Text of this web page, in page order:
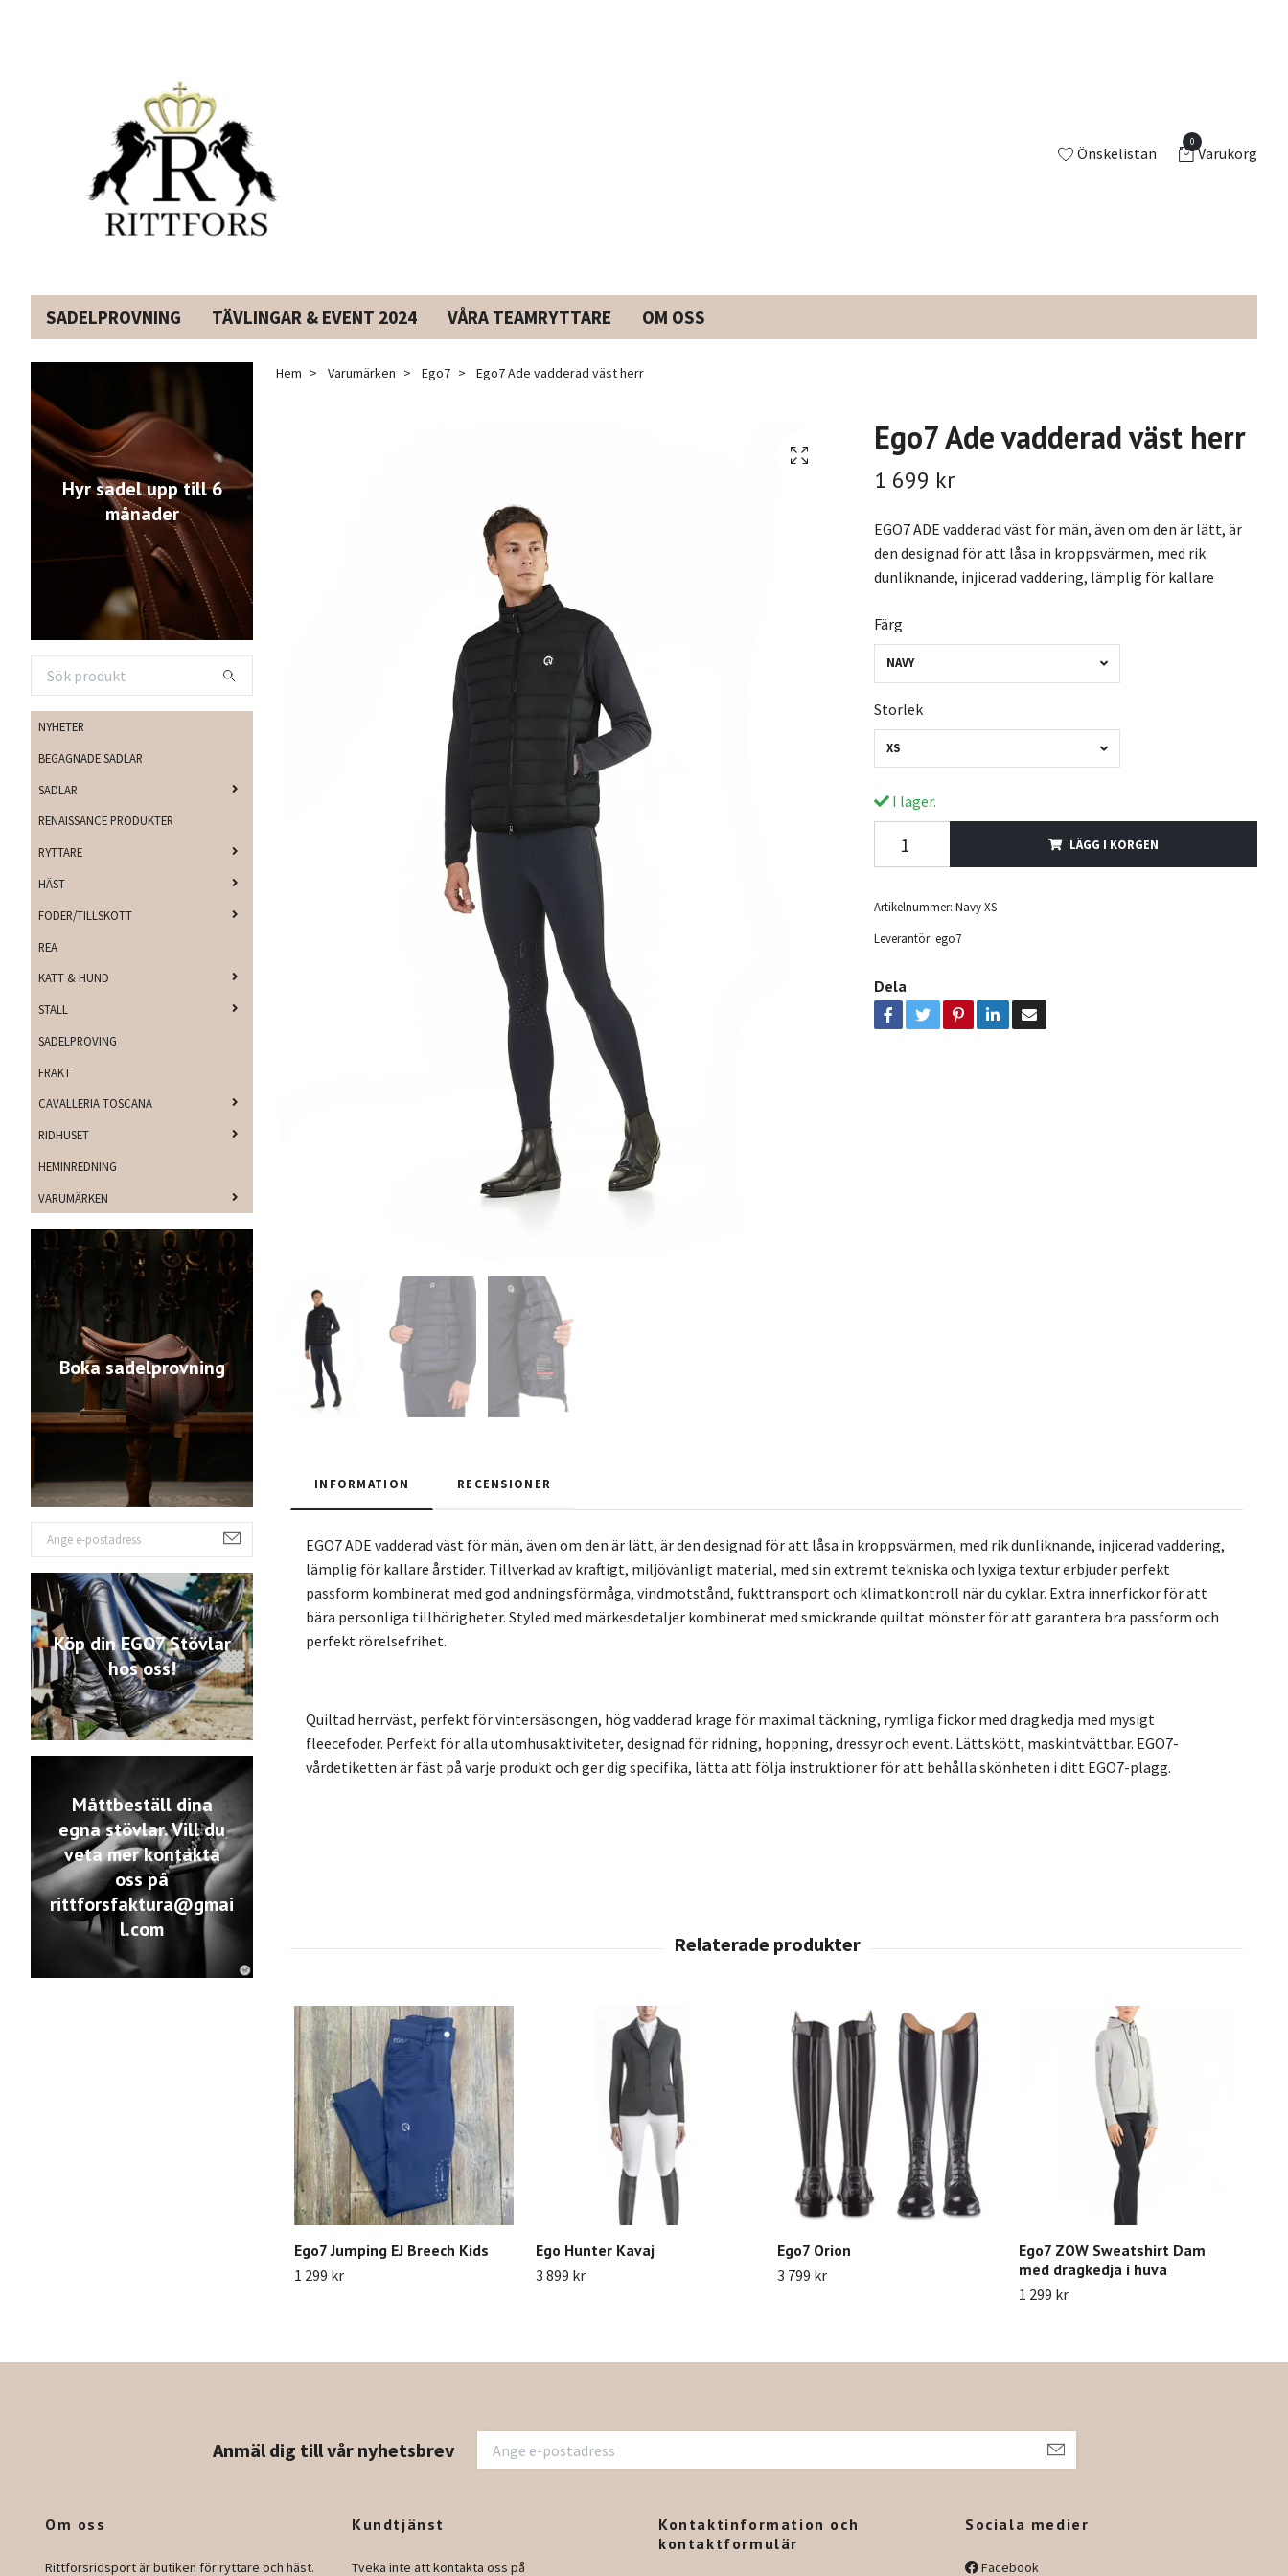
Önskelistan
0
Varukorg
SADELPROVNING TÄVLINGAR & EVENT 2024 VÅRA TEAMRYTTARE OM OSS
Hyr sadel upp till 6
månader
NYHETER
BEGAGNADE SADLAR
SADLAR
RENAISSANCE PRODUKTER
RYTTARE
HÄST
FODER/TILLSKOTT
REA
KATT & HUND
STALL
SADELPROVING
FRAKT
CAVALLERIA TOSCANA
RIDHUSET
HEMINREDNING
VARUMÄRKEN
Boka sadelprovning
Köp din EGO7 Stövlar
hos oss!
Måttbeställ dina
egna stövlar. Vill du
veta mer kontakta
oss på
rittforsfaktura@gmai
l.com
Hem Varumärken Ego7 Ego7 Ade vadderad väst herr
Ego7 Ade vadderad väst herr
1 699 kr
EGO7 ADE vadderad väst för män, även om den är lätt, är
den designad för att låsa in kroppsvärmen, med rik
dunliknande, injicerad vaddering, lämplig för kallare
Färg
NAVY
Storlek
XS
I lager.
LÄGG I KORGEN
Artikelnummer: Navy XS
Leverantör: ego7
Dela
INFORMATION RECENSIONER
EGO7 ADE vadderad väst för män, även om den är lätt, är den designad för att låsa in kroppsvärmen, med rik dunliknande, injicerad vaddering,
lämplig för kallare årstider. Tillverkad av kraftigt, miljövänligt material, med sin extremt tekniska och lyxiga textur erbjuder perfekt
passform kombinerat med god andningsförmåga, vindmotstånd, fukttransport och klimatkontroll när du cyklar. Extra innerfickor för att
bära personliga tillhörigheter. Styled med märkesdetaljer kombinerat med smickrande quiltat mönster för att garantera bra passform och
perfekt rörelsefrihet.
Quiltad herrväst, perfekt för vintersäsongen, hög vadderad krage för maximal täckning, rymliga fickor med dragkedja med mysigt
fleecefoder. Perfekt för alla utomhusaktiviteter, designad för ridning, hoppning, dressyr och event. Lättskött, maskintvättbar. EGO7-
vårdetiketten är fäst på varje produkt och ger dig specifika, lätta att följa instruktioner för att behålla skönheten i ditt EGO7-plagg.
Ego7 Jumping EJ Breech Kids
1 299 kr
Ego Hunter Kavaj
3 899 kr
Ego7 Orion
3 799 kr
Ego7 ZOW Sweatshirt Dam
med dragkedja i huva
1 299 kr
Anmäl dig till vår nyhetsbrev
Om oss
Rittforsridsport är butiken för ryttare och häst.
Kundtjänst
Tveka inte att kontakta oss på
Kontaktinformation och
kontaktformulär
Sociala medier
Facebook